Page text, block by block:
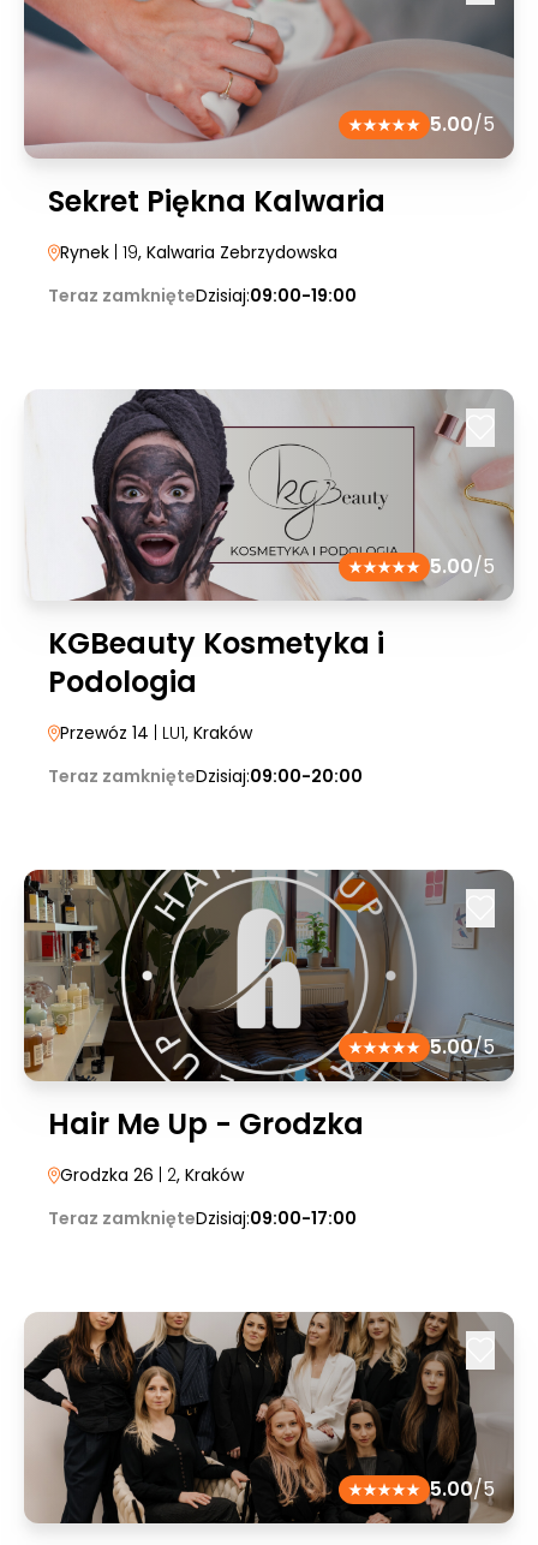
5.00/5
Sekret Piękna Kalwaria
Rynek | 19, Kalwaria Zebrzydowska
Teraz zamknięteDzisiaj:09:00-19:00
5.00/5
KGBeauty Kosmetyka i
Podologia
Przewóz 14 | LU1, Kraków
Teraz zamknięteDzisiaj:09:00-20:00
5.00/5
Hair Me Up - Grodzka
Grodzka 26 | 2, Kraków
Teraz zamknięteDzisiaj:09:00-17:00
5.00/5